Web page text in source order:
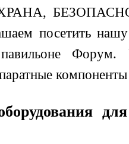
посетить нашу
Форум.